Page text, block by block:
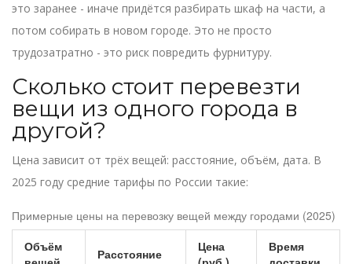
это заранее - иначе придётся разбирать шкаф на части, а
потом собирать в новом городе. Это не просто
трудозатратно - это риск повредить фурнитуру.
Сколько стоит перевезти
вещи из одного города в
другой?
Цена зависит от трёх вещей: расстояние, объём, дата. В
2025 году средние тарифы по России такие:
Примерные цены на перевозку вещей между городами (2025)
Объём
Расстояние
Цена
Время